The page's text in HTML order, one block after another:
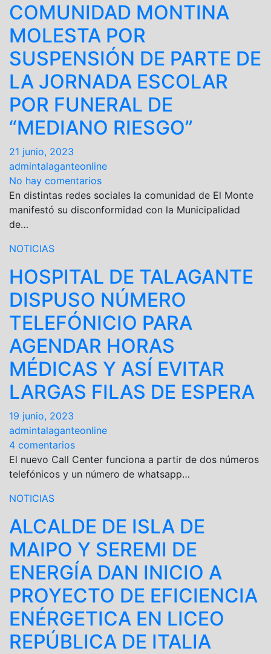
COMUNIDAD MONTINA
MOLESTA POR
SUSPENSIÓN DE PARTE DE
LA JORNADA ESCOLAR
POR FUNERAL DE
“MEDIANO RIESGO”
21 junio, 2023
admintalaganteonline
No hay comentarios
En distintas redes sociales la comunidad de El Monte
manifestó su disconformidad con la Municipalidad
de…
NOTICIAS
HOSPITAL DE TALAGANTE
DISPUSO NÚMERO
TELEFÓNICIO PARA
AGENDAR HORAS
MÉDICAS Y ASÍ EVITAR
LARGAS FILAS DE ESPERA
19 junio, 2023
admintalaganteonline
4 comentarios
El nuevo Call Center funciona a partir de dos números
telefónicos y un número de whatsapp…
NOTICIAS
ALCALDE DE ISLA DE
MAIPO Y SEREMI DE
ENERGÍA DAN INICIO A
PROYECTO DE EFICIENCIA
ENÉRGETICA EN LICEO
REPÚBLICA DE ITALIA